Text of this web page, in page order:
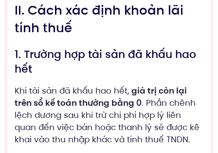
II. Cách xác định khoản lãi
tính thuế
1. Trường hợp tài sản đã khấu hao
hết
Khi tài sản đã khấu hao hết, giá trị còn lại
trên sổ kế toán thường bằng 0. Phần chênh
lệch dương sau khi trừ chi phí hợp lý liên
quan đến việc bán hoặc thanh lý sẽ được kê
khai vào thu nhập khác và tính thuế TNDN.